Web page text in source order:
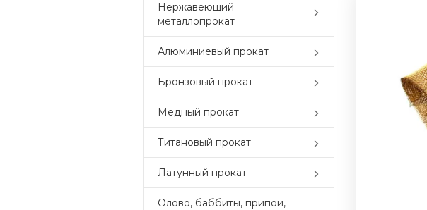
Нержавеющий
металлопрокат
Алюминиевый прокат
Бронзовый прокат
Медный прокат
Титановый прокат
Латунный прокат
Олово, баббиты, припои,